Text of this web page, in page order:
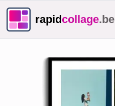
rapidcollage.be